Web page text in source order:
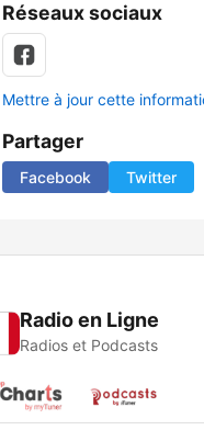
Réseaux sociaux
Mettre à jour cette
Partager
Facebook Twitter
Radio en Ligne
Radios et Podcasts